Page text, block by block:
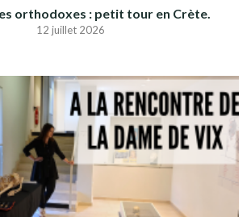
orthodoxes : petit tour en Crète.
12 juillet 2026